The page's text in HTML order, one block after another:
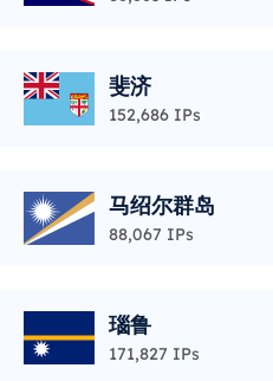
斐济
152,686 IPs
马绍尔群岛
88,067 IPs
瑙鲁
171,827 IPs